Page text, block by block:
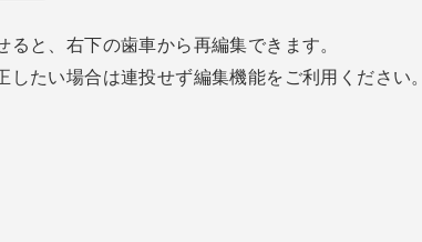
検
家
空
と、右下の歯車から再編集できます。
たい場合は連投せず編集機能をご利用ください。